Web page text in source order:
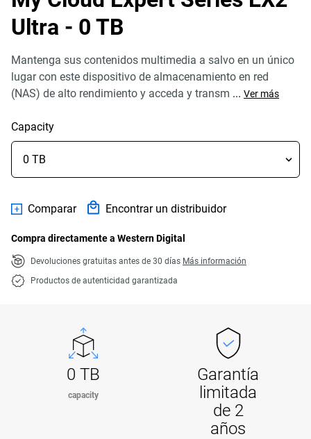
Ultra - 0 TB
Mantenga sus contenidos multimedia a salvo en un único
lugar con este dispositivo de almacenamiento en red
(NAS) de alto rendimiento y acceda y transm ... Ver más
Capacity
Comparar Encontrar un distribuidor
Compra directamente a Western Digital
Devoluciones gratuitas antes de 30 días Más información
Productos de autenticidad garantizada
0 TB
capacity
Garantía
limitada
de 2
años